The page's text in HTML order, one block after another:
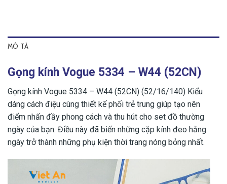
MÔ TẢ
Gọng kính Vogue 5334 – W44 (52CN)
Gọng kính Vogue 5334 – W44 (52CN) (52/16/140) Kiểu
dáng cách điệu cùng thiết kế phối trẻ trung giúp tạo nên
điểm nhấn đầy phong cách và thu hút cho set đồ thường
ngày của bạn. Điều này đã biến những cặp kính đeo hằng
ngày trở thành những phụ kiện thời trang nóng bỏng nhất.